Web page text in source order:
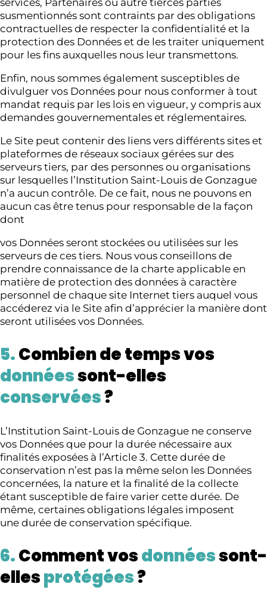
susmentionnés sont contraints par des obligations
contractuelles de respecter la confidentialité et la
protection des Données et de les traiter uniquement
pour les fins auxquelles nous leur transmettons.
Enfin, nous sommes également susceptibles de
divulguer vos Données pour nous conformer à tout
mandat requis par les lois en vigueur, y compris aux
demandes gouvernementales et réglementaires.
Le Site peut contenir des liens vers différents sites et
plateformes de réseaux sociaux gérées sur des
serveurs tiers, par des personnes ou organisations
sur lesquelles l’Institution Saint-Louis de Gonzague
n’a aucun contrôle. De ce fait, nous ne pouvons en
aucun cas être tenus pour responsable de la façon
dont
vos Données seront stockées ou utilisées sur les
serveurs de ces tiers. Nous vous conseillons de
prendre connaissance de la charte applicable en
matière de protection des données à caractère
personnel de chaque site Internet tiers auquel vous
accéderez via le Site afin d’apprécier la manière dont
seront utilisées vos Données.
5.Combien de temps vos
donnéessont-elles
conservées?
L’Institution Saint-Louis de Gonzague ne conserve
vos Données que pour la durée nécessaire aux
finalités exposées à l’Article 3. Cette durée de
conservation n’est pas la même selon les Données
concernées, la nature et la finalité de la collecte
étant susceptible de faire varier cette durée. De
même, certaines obligations légales imposent
une durée de conservation spécifique.
6.Comment vosdonnéessont-
ellesprotégées?